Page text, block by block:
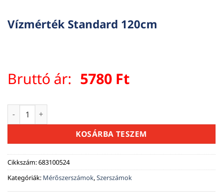
Vízmérték Standard 120cm
Bruttó ár: 5780 Ft
Vízmérték Standard 120cm mennyiség
KOSÁRBA TESZEM
Cikkszám:683100524
Kategóriák: Mérőszerszámok,Szerszámok